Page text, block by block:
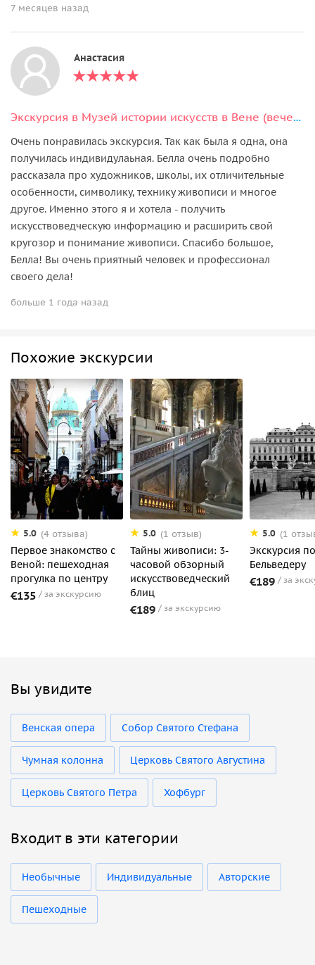
7 месяцев назад
Анастасия
Экскурсия в Музей истории искусств в Вене (вечерняя экскурсия )
Очень понравилась экскурсия. Так как была я одна, она
получилась индивидулаьная. Белла очень подробно
рассказала про художников, школы, их отличительные
особенности, символику, технику живописи и многое
другое. Именно этого я и хотела - получить
искусствоведческую информацию и расширить свой
кругозор и понимание живописи. Спасибо большое,
Белла! Вы очень приятный человек и профессионал
своего дела!
больше 1 года назад
Похожие экскурсии
5.0 (4 отзыва)
Первое знакомство с
Веной: пешеходная
прогулка по центру
€135 за экскурсию
5.0 (1 отзыв)
Тайны живописи: 3-
часовой обзорный
искусствоведческий
блиц
€189 за экскурсию
5.0 (1
Экскурсия по
Бельведеру
€189 за
Вы увидите
Венская опера Собор Святого Стефана
Чумная колонна Церковь Святого Августина
Церковь Святого Петра Хофбург
Входит в эти категории
Необычные Индивидуальные Авторские
Пешеходные